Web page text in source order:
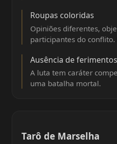
Roupas coloridas
Opiniões diferentes,
participantes do
Ausência de
A luta tem caráter
uma batalha mortal.
Tarô de Marselha